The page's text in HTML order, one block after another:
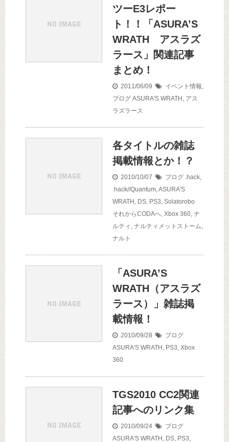
ツーE3レポー
ト！！「ASURA’S
WRATH アスラズ
ラース」関連記事
まとめ！
2011/06/09 イベント情報,
ブログ ASURA'S WRATH , アス
ラズラース
各タイトルの雑誌
掲載情報とか！？
2010/10/07 ブログ .hack,
.hack//Quantum,ASURA'S
WRATH , DS, PS3, Solatorobo
それからCODAへ, Xbox 360, ナ
ルティ , ナルティメットストーム,
ナルト
「ASURA’S
WRATH（アスラズ
ラース）」雑誌掲
載情報！
2010/09/28
ブログ
ASURA'S WRATH , PS3, Xbox
360
TGS2010 CC2関連
記事へのリンク集
2010/09/24
ブログ
ASURA'S WRATH , DS, PS3,